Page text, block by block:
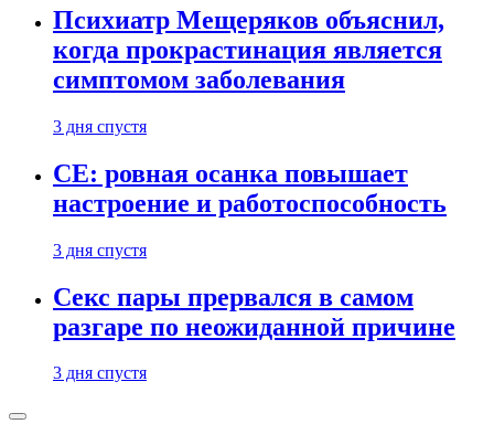
Психиатр Мещеряков объяснил,
когда прокрастинация является
симптомом заболевания
3 дня спустя
CE: ровная осанка повышает
настроение и работоспособность
3 дня спустя
Секс пары прервался в самом
разгаре по неожиданной причине
3 дня спустя